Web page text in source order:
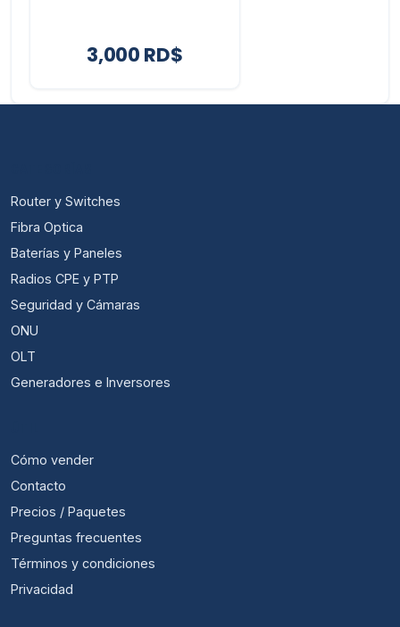
3,000 RD$
Router y Switches
Fibra Optica
Baterías y Paneles
Radios CPE y PTP
Seguridad y Cámaras
ONU
OLT
Generadores e Inversores
Cómo vender
Contacto
Precios / Paquetes
Preguntas frecuentes
Términos y condiciones
Privacidad